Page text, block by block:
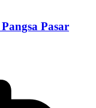
Pasar